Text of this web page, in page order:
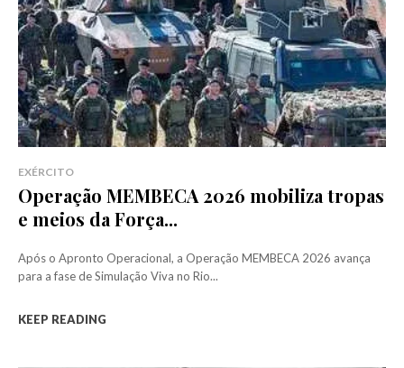
EXÉRCITO
Operação MEMBECA 2026 mobiliza tropas
e meios da Força...
Após o Apronto Operacional, a Operação MEMBECA 2026 avança
para a fase de Simulação Viva no Rio...
KEEP READING